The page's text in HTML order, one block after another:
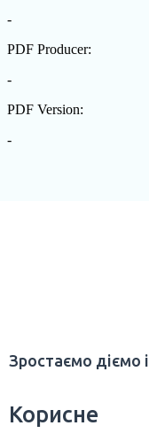
Зростаємо діємо
Корисне